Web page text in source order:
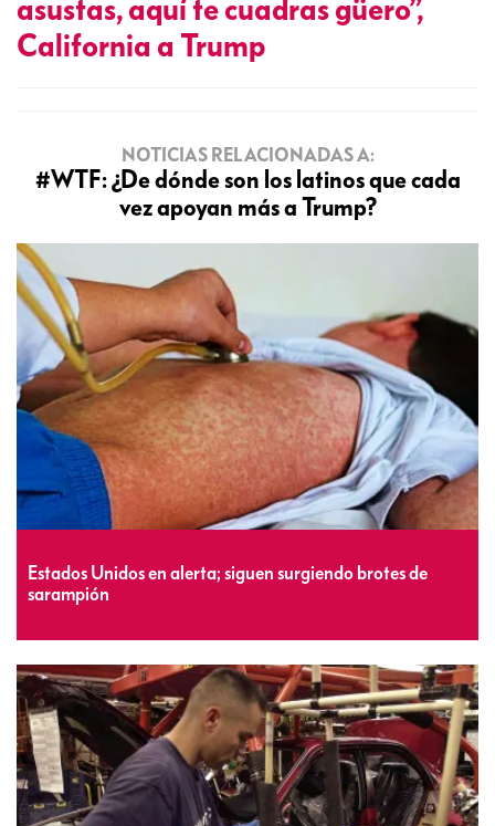
asustas, aquí te cuadras güero”,
California a Trump
NOTICIAS RELACIONADAS A:
#WTF: ¿De dónde son los latinos que cada
vez apoyan más a Trump?
Estados Unidos en alerta; siguen surgiendo brotes de
sarampión